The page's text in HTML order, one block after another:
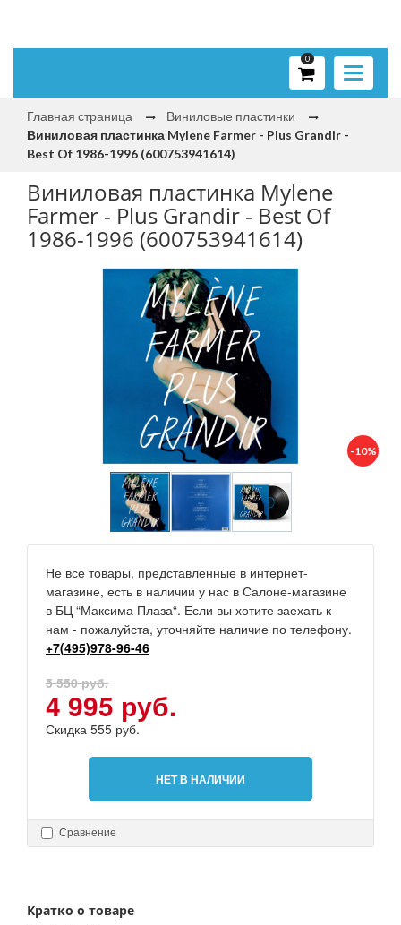
Toggle
0
Главная страница
Виниловые пластинки
Виниловая пластинка Mylene Farmer - Plus Grandir -
Best Of 1986-1996 (600753941614)
Виниловая пластинка Mylene
Farmer - Plus Grandir - Best Of
1986-1996 (600753941614)
-10%
Не все товары, представленные в интернет-
магазине, есть в наличии у нас в Салоне-магазине
в БЦ “Максима Плаза“. Если вы хотите заехать к
нам - пожалуйста, уточняйте наличие по телефону.
+7(495)978-96-46
5 550 руб.
4 995 руб.
Скидка 555 руб.
НЕТ В НАЛИЧИИ
Сравнение
Кратко о товаре